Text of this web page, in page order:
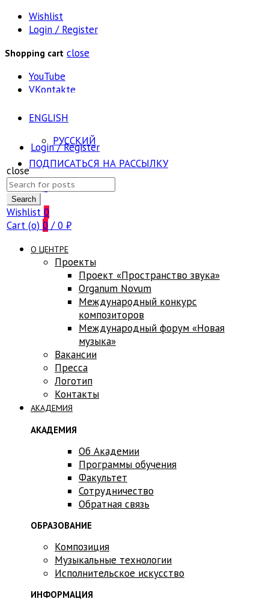
Wishlist
Login / Register
Shopping cart close
YouTube
VKontakte
ENGLISH
РУССКИЙ
ПОДПИСАТЬСЯ НА РАССЫЛКУ
FAQ
Login / Register
close
Search
for:
Search
Wishlist 0
Cart (o) 0 / 0 ₽
О ЦЕНТРЕ
Проекты
Проект «Пространство звука»
Оrganum Novum
Международный конкурс
композиторов
Международный форум «Новая
музыка»
Вакансии
Пресса
Логотип
Контакты
АКАДЕМИЯ
АКАДЕМИЯ
Об Академии
Программы обучения
Факультет
Сотрудничество
Обратная связь
ОБРАЗОВАНИЕ
Композиция
Музыкальные технологии
Исполнительское искусство
ИНФОРМАЦИЯ